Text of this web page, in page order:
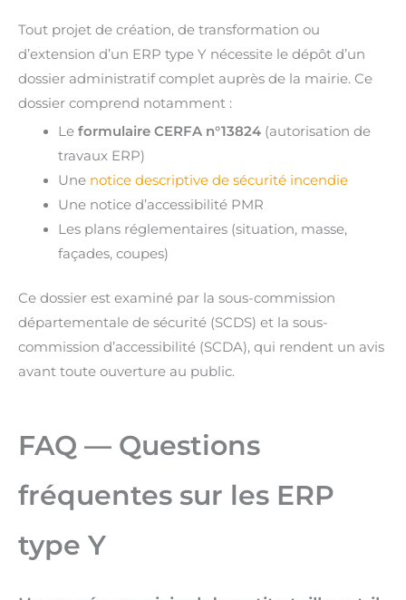
Tout projet de création, de transformation ou
d’extension d’un ERP type Y nécessite le dépôt d’un
dossier administratif complet auprès de la mairie. Ce
dossier comprend notamment :
Le formulaire CERFA n°13824(autorisation de
travaux ERP)
Une notice descriptive de sécurité incendie
Une notice d’accessibilité PMR
Les plans réglementaires (situation, masse,
façades, coupes)
Ce dossier est examiné par la sous-commission
départementale de sécurité (SCDS) et la sous-
commission d’accessibilité (SCDA), qui rendent un avis
avant toute ouverture au public.
FAQ — Questions
fréquentes sur les ERP
type Y